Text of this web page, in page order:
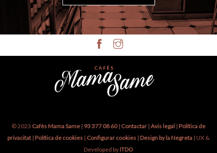
© 2023 Cafès Mama Same | 93 377 08 60| Contactar | Avis legal | Política de
privacitat| Política de cookies | Configurar cookies | Design by la Negreta | UX &
Developed by ITDO